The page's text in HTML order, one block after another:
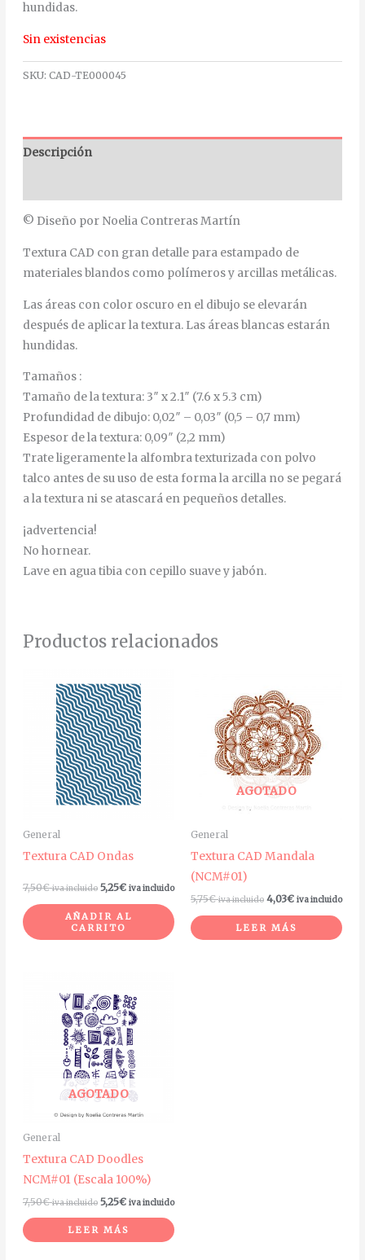
hundidas.
Sin existencias
SKU: CAD-TE000045
Descripción
© Diseño por Noelia Contreras Martín
Textura CAD con gran detalle para estampado de
materiales blandos como polímeros y arcillas metálicas.
Las áreas con color oscuro en el dibujo se elevarán
después de aplicar la textura. Las áreas blancas estarán
hundidas.
Tamaños :
Tamaño de la textura: 3″ x 2.1″ (7.6 x 5.3 cm)
Profundidad de dibujo: 0,02″ – 0,03″ (0,5 – 0,7 mm)
Espesor de la textura: 0,09″ (2,2 mm)
Trate ligeramente la alfombra texturizada con polvo
talco antes de su uso de esta forma la arcilla no se pegará
a la textura ni se atascará en pequeños detalles.
¡advertencia!
No hornear.
Lave en agua tibia con cepillo suave y jabón.
Productos relacionados
General
Textura CAD Ondas
7,50€ iva incluido 5,25€ iva incluido
AÑADIR AL
CARRITO
AGOTADO
General
Textura CAD Mandala
(NCM#01)
5,75€ iva incluido 4,03€ iva incluido
LEER MÁS
AGOTADO
General
Textura CAD Doodles
NCM#01 (Escala 100%)
7,50€ iva incluido 5,25€ iva incluido
LEER MÁS